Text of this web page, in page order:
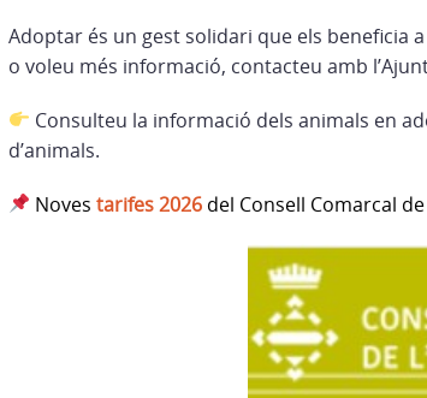
Adoptar és un gest solidari que els beneficia
o voleu més informació, contacteu amb
Consulteu la informació dels animals en
d’animals.
Novestarifes 2026 del Consell Comarcal